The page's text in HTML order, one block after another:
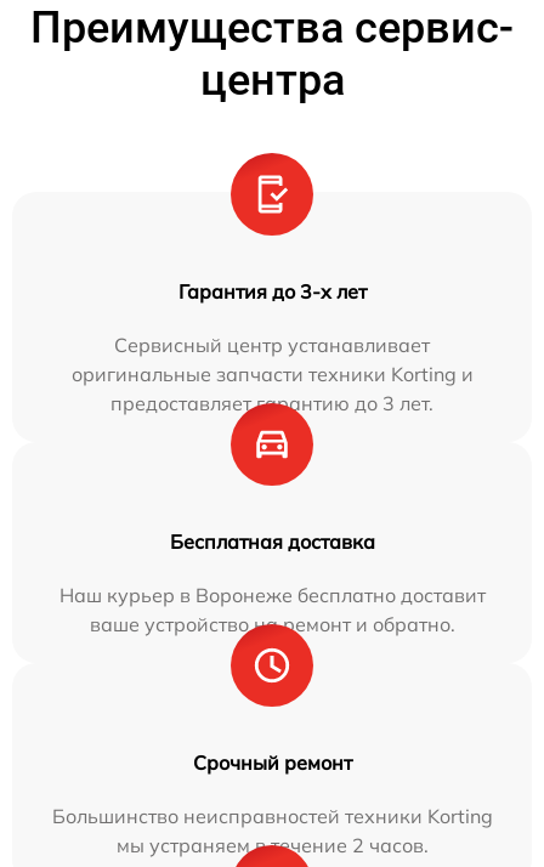
Преимущества сервис-
центра
Гарантия до 3-х лет
Сервисный центр устанавливает
оригинальные запчасти техники Korting и
предоставляет гарантию до 3 лет.
Бесплатная доставка
Наш курьер в Воронеже бесплатно доставит
ваше устройство на ремонт и обратно.
Срочный ремонт
Большинство неисправностей техники Korting
мы устраняем в течение 2 часов.